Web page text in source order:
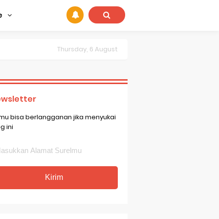
Thursday, 6 August
bisa berlangganan jika menyukai
ini